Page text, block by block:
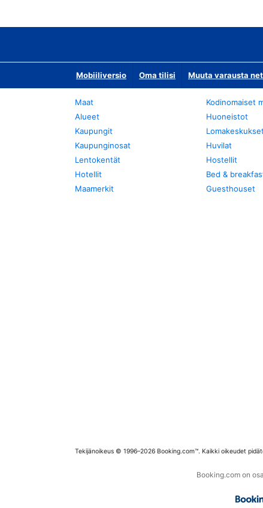
Mobiiliversio Oma tilisi Muuta varausta
Maat
Alueet
Kaupungit
Kaupunginosat
Lentokentät
Hotellit
Maamerkit
Kodinomaiset
Huoneistot
Lomakeskukset
Huvilat
Hostellit
Bed &
Guesthouset
Tekijänoikeus © 1996–2026 Booking.com™. Kaikki oikeudet
Booking.com on